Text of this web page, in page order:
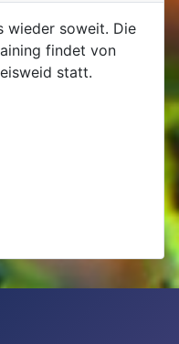
wieder soweit. Die
findet von
statt.